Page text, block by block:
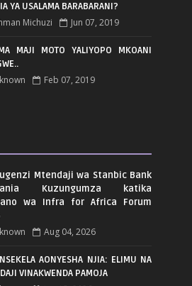
YA USALAMA BARABARANI?
Michuzi Jun 07, 2019
MAJI MOTO YALIYOPO MKOANI
Feb 07, 2019
Mtendaji wa Stanbic Bank
Kuzungumza katika
wa Infra for Africa Forum
Aug 04, 2026
AONYESHA NJIA: ELIMU NA
VINAKWENDA PAMOJA